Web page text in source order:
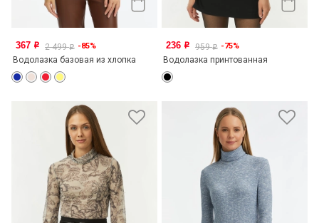
367 o 2 499o -85%
Водолазка базовая из хлопка
236 o 959o -75%
Водолазка принтованная